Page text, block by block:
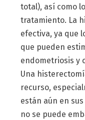
total), así como
tratamiento. La
efectiva, ya que
que pueden
endometriosis y
Una
recurso,
están aún en
no se puede